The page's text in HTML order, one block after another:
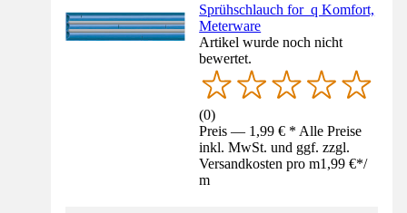
Sprühschlauch for_q Komfort,
Meterware
Artikel wurde noch nicht
bewertet.
(0)
Preis — 1,99 € * Alle Preise
inkl. MwSt. und ggf. zzgl.
Versandkosten pro m1,99 €*/
m